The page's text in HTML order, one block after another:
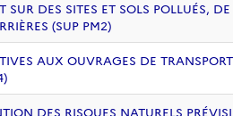
SUR DES SITES ET SOLS POLLUÉS,
(SUP PM2)
AUX OUVRAGES DE
DES RISQUES NATURELS